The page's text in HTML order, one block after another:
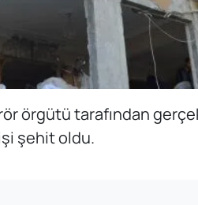
örgütü tarafından
şehit oldu.